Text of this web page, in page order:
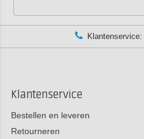
Klantenservice:
Klantenservice
Bestellen en leveren
Retourneren